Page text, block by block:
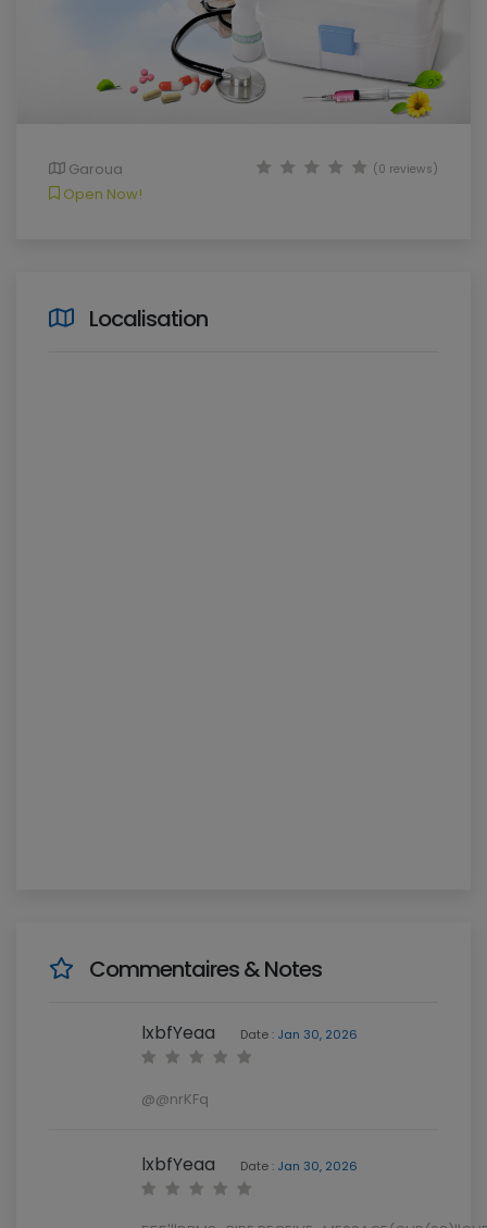
Garoua (0 reviews)
Open Now!
Localisation
Commentaires & Notes
lxbfYeaa Date : Jan 30, 2026
@@nrKFq
lxbfYeaa Date : Jan 30, 2026